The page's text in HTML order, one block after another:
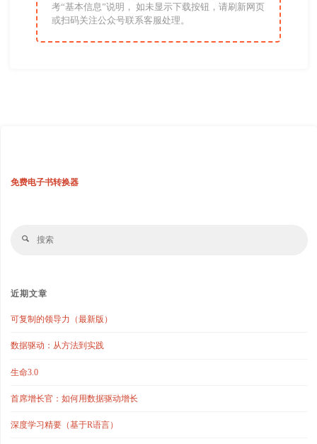
考“基本信息”说明， 如未显示下载按钮，请刷新网页
或扫码关注公众号联系客服处理。
免费电子书转换器
搜
近期文章
可复制的领导力（最新版）
数据驱动：从方法到实践
生命3.0
首席增长官：如何用数据驱动增长
深度学习精要（基于R语言）